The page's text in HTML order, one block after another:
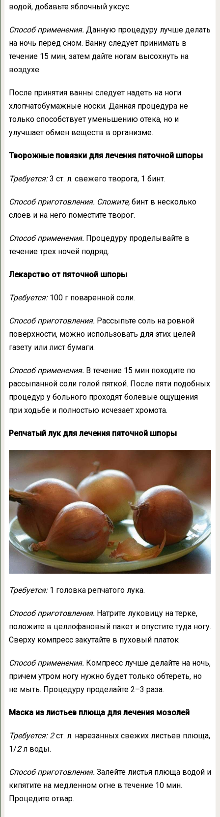
водой, добавьте яблочный уксус.
Способ применения. Данную процедуру лучше делать
на ночь перед сном. Ванну следует принимать в
течение 15 мин, затем дайте ногам высохнуть на
воздухе.
После принятия ванны следует надеть на ноги
хлопчатобумажные носки. Данная процедура не
только способствует уменьшению отека, но и
улучшает обмен веществ в организме.
Творожные повязки для лечения пяточной шпоры
Требуется:3 ст. л. свежего творога, 1 бинт.
Способ приготовления. Сложите,бинт в несколько
слоев и на него поместите творог.
Способ применения. Процедуру проделывайте в
течение трех ночей подряд.
Лекарство от пяточной шпоры
Требуется:100 г поваренной соли.
Способ приготовления. Рассыпьте соль на ровной
поверхности, можно использовать для этих целей
газету или лист бумаги.
Способ применения. В течение 15 мин походите по
рассыпанной соли голой пяткой. После пяти подобных
процедур у больного проходят болевые ощущения
при ходьбе и полностью исчезает хромота.
Репчатый лук для лечения пяточной шпоры
Требуется:1 головка репчатого лука.
Способ приготовления. Натрите луковицу на терке,
положите в целлофановый пакет и опустите туда ногу.
Сверху компресс закутайте в пуховый платок
Способ применения. Компресс лучше делайте на ночь,
причем утром ногу нужно будет только обтереть, но
не мыть. Процедуру проделайте 2–3 раза.
Маска из листьев плюща для лечения мозолей
Требуется: 2ст. л. нарезанных свежих листьев плюща,
1/2л воды.
Способ приготовления. Залейте листья плюща водой и
кипятите на медленном огне в течение 10 мин.
Процедите отвар.